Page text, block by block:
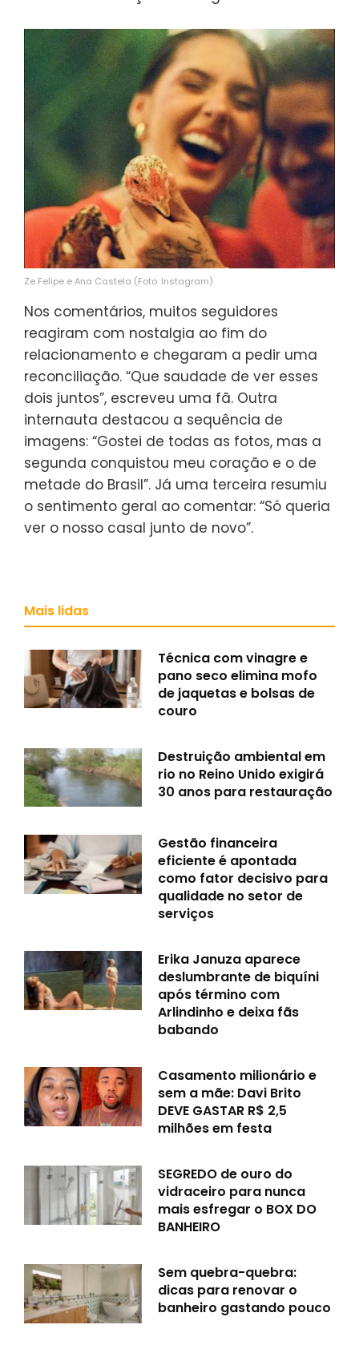
Ze Felipe e Ana Castela (Foto: Instagram)
Nos comentários, muitos seguidores
reagiram com nostalgia ao fim do
relacionamento e chegaram a pedir uma
reconciliação. “Que saudade de ver esses
dois juntos”, escreveu uma fã. Outra
internauta destacou a sequência de
imagens: “Gostei de todas as fotos, mas a
segunda conquistou meu coração e o de
metade do Brasil”. Já uma terceira resumiu
o sentimento geral ao comentar: “Só queria
ver o nosso casal junto de novo”.
Mais lidas
Técnica com vinagre e
pano seco elimina mofo
de jaquetas e bolsas de
couro
Destruição ambiental em
rio no Reino Unido exigirá
30 anos para restauração
Gestão financeira
eficiente é apontada
como fator decisivo para
qualidade no setor de
serviços
Erika Januza aparece
deslumbrante de biquíni
após término com
Arlindinho e deixa fãs
babando
Casamento milionário e
sem a mãe: Davi Brito
DEVE GASTAR R$ 2,5
milhões em festa
SEGREDO de ouro do
vidraceiro para nunca
mais esfregar o BOX DO
BANHEIRO
Sem quebra-quebra:
dicas para renovar o
banheiro gastando pouco